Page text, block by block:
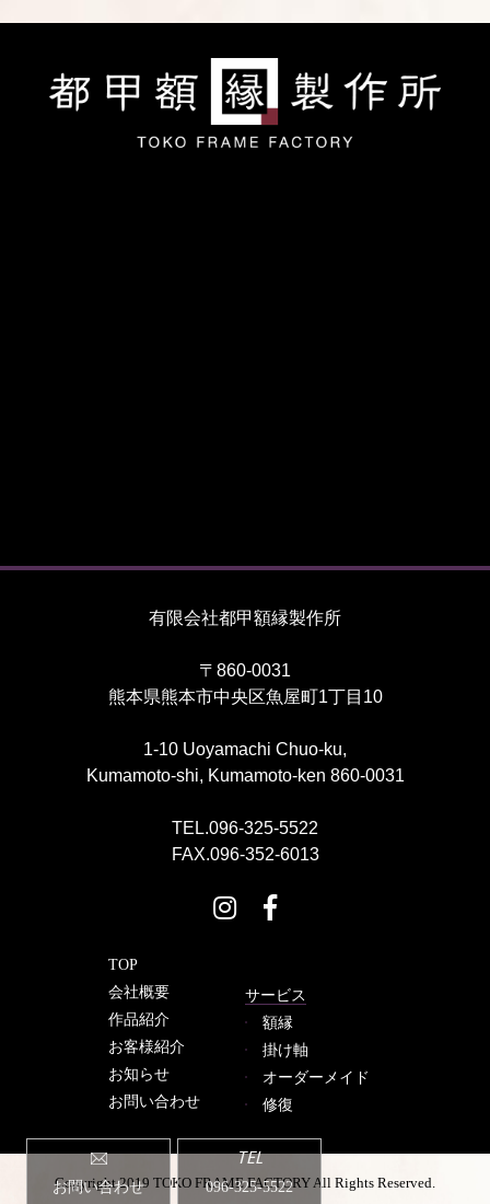
お問い合わせ
TEL
096-325-5522
有限会社都甲額縁製作所
〒860-0031
熊本県熊本市中央区魚屋町1丁目10
1-10 Uoyamachi Chuo-ku,
Kumamoto-shi, Kumamoto-ken 860-0031
TEL.096-325-5522
FAX.096-352-6013
TOP
会社概要
作品紹介
お客様紹介
お知らせ
お問い合わせ
サービス
額縁
掛け軸
オーダーメイド
修復
Copyright 2019 TOKO FRAME FACTORY All Rights Reserved.